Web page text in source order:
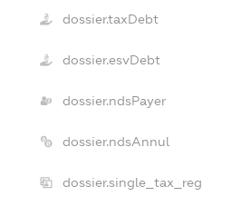
dossier.taxDebt
dossier.esvDebt
dossier.ndsPayer
dossier.ndsAnnul
dossier.single_tax_reg